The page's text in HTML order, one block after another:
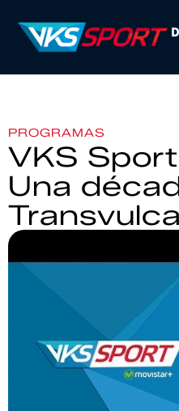
PROGRAMAS
VKS
Una